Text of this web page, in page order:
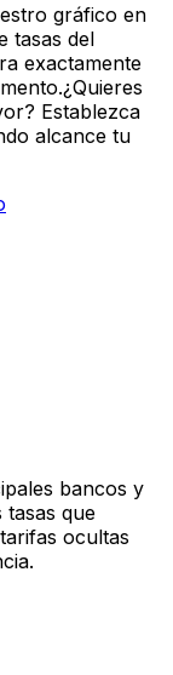
gráfico en
tasas del
exactamente
Establezca
alcance tu
bancos y
tasas que
ocultas